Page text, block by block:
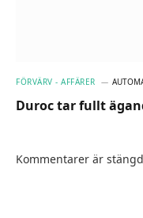
FÖRVÄRV - AFFÄRER
Duroc tar fullt
Kommentarer är